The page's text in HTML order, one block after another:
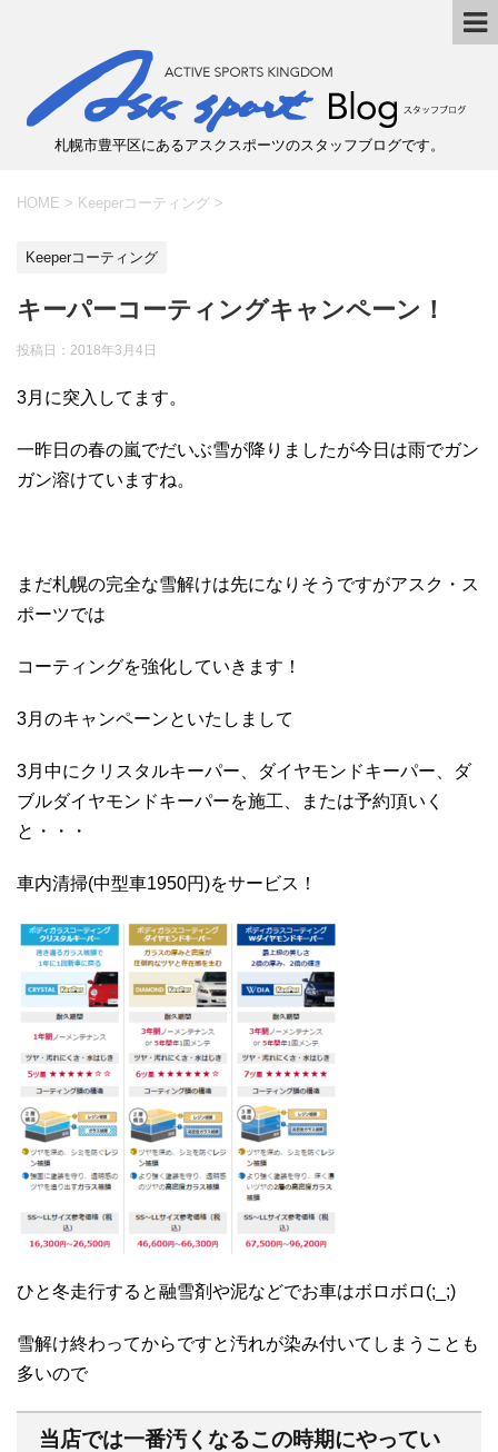
札幌市豊平区にあるアスクスポーツのスタッフブログです。
HOME > Keeperコーティング >
Keeperコーティング
キーパーコーティングキャンペーン！
投稿日： 2018年3月4日
3月に突入してます。
一昨日の春の嵐でだいぶ雪が降りましたが今日は雨でガン
ガン溶けていますね。
まだ札幌の完全な雪解けは先になりそうですがアスク・ス
ポーツでは
コーティングを強化していきます！
3月のキャンペーンといたしまして
3月中にクリスタルキーパー、ダイヤモンドキーパー、ダ
ブルダイヤモンドキーパーを施工、または予約頂いく
と・・・
車内清掃(中型車1950円)をサービス！
ひと冬走行すると融雪剤や泥などでお車はボロボロ(;_;)
雪解け終わってからですと汚れが染み付いてしまうことも
多いので
当店では一番汚くなるこの時期にやってい